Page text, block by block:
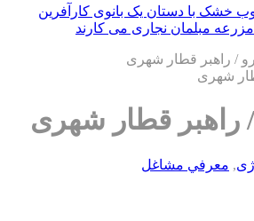
خشک با دستان یک بانوی کارآفرین
مبلمان نجاری می کارند
/ راهبر قطار شهری
/ راهبر قطار شهری
, معرفي مشاغل